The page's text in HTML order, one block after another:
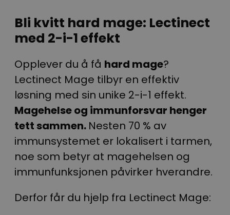
Bli kvitt hard mage: Lectinect
med 2-i-1 effekt
Opplever du å få hard mage?
Lectinect Mage tilbyr en effektiv
løsning med sin unike 2-i-1 effekt.
Magehelse og immunforsvar henger
tett sammen. Nesten 70 % av
immunsystemet er lokalisert i tarmen,
noe som betyr at magehelsen og
immunfunksjonen påvirker hverandre.
Derfor får du hjelp fra Lectinect Mage: